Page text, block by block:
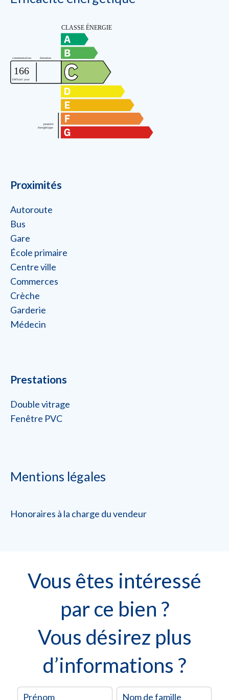
Proximités
Autoroute
Bus
Gare
École primaire
Centre ville
Commerces
Crèche
Garderie
Médecin
Prestations
Double vitrage
Fenêtre PVC
Mentions légales
Honoraires à la charge du vendeur
Vous êtes intéressé
par ce bien ?
Vous désirez plus
d’informations ?